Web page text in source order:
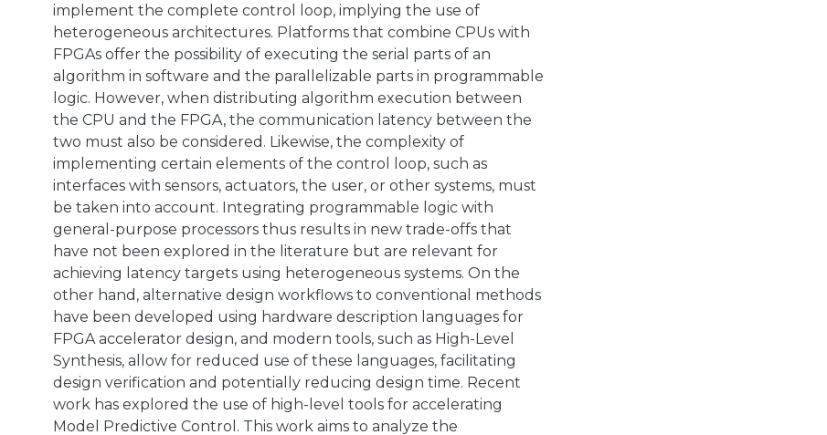
implement the complete control loop, implying the use of
heterogeneous architectures. Platforms that combine CPUs with
FPGAs offer the possibility of executing the serial parts of an
algorithm in software and the parallelizable parts in programmable
logic. However, when distributing algorithm execution between
the CPU and the FPGA, the communication latency between the
two must also be considered. Likewise, the complexity of
implementing certain elements of the control loop, such as
interfaces with sensors, actuators, the user, or other systems, must
be taken into account. Integrating programmable logic with
general-purpose processors thus results in new trade-offs that
have not been explored in the literature but are relevant for
achieving latency targets using heterogeneous systems. On the
other hand, alternative design workflows to conventional methods
have been developed using hardware description languages ​​for
FPGA accelerator design, and modern tools, such as High-Level
Synthesis, allow for reduced use of these languages, facilitating
design verification and potentially reducing design time. Recent
work has explored the use of high-level tools for accelerating
Model Predictive Control. This work aims to analyze the